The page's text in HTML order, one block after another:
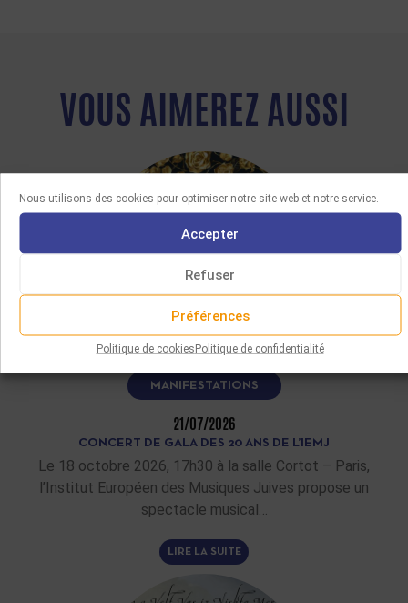
Nous utilisons des cookies pour optimiser notre site web et notre service.
Accepter
Refuser
Préférences
Politique de cookiesPolitique de confidentialité
VOUS AIMEREZ AUSSI
MANIFESTATIONS
21/07/2026
CONCERT DE GALA DES 20 ANS DE L’IEMJ
Le 18 octobre 2026, 17h30 à la salle Cortot – Paris,
l’Institut Européen des Musiques Juives propose un
spectacle musical…
LIRE LA SUITE